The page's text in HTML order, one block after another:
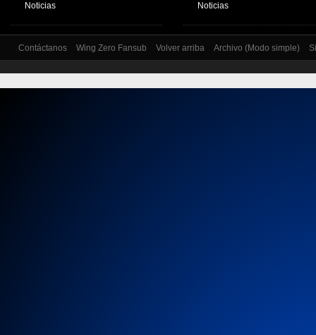
Noticias Noticias
Contáctanos Wing Zero Fansub Volver arriba Archivo (Modo simple)